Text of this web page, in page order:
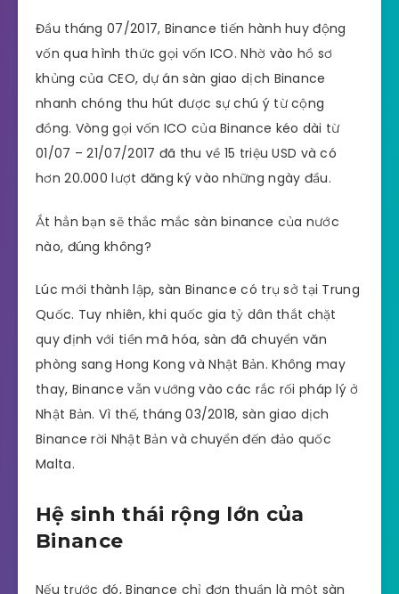
Đầu tháng 07/2017, Binance tiến hành huy động
vốn qua hình thức gọi vốn ICO. Nhờ vào hồ sơ
khủng của CEO, dự án sàn giao dịch Binance
nhanh chóng thu hút được sự chú ý từ cộng
đồng. Vòng gọi vốn ICO của Binance kéo dài từ
01/07 – 21/07/2017 đã thu về 15 triệu USD và có
hơn 20.000 lượt đăng ký vào những ngày đầu.
Ắt hẳn bạn sẽ thắc mắc sàn binance của nước
nào, đúng không?
Lúc mới thành lập, sàn Binance có trụ sở tại Trung
Quốc. Tuy nhiên, khi quốc gia tỷ dân thắt chặt
quy định với tiền mã hóa, sàn đã chuyển văn
phòng sang Hong Kong và Nhật Bản. Không may
thay, Binance vẫn vướng vào các rắc rối pháp lý ở
Nhật Bản. Vì thế, tháng 03/2018, sàn giao dịch
Binance rời Nhật Bản và chuyển đến đảo quốc
Malta.
Hệ sinh thái rộng lớn của
Binance
Nếu trước đó, Binance chỉ đơn thuần là một sàn